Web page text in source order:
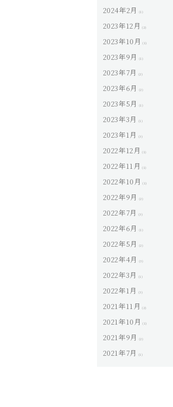
2024年2月 (1)
2023年12月 (2)
2023年10月 (1)
2023年9月 (1)
2023年7月 (2)
2023年6月 (2)
2023年5月 (1)
2023年3月 (1)
2023年1月 (3)
2022年12月 (1)
2022年11月 (1)
2022年10月 (1)
2022年9月 (2)
2022年7月 (3)
2022年6月 (1)
2022年5月 (2)
2022年4月 (3)
2022年3月 (1)
2022年1月 (3)
2021年11月 (2)
2021年10月 (1)
2021年9月 (2)
2021年7月 (1)